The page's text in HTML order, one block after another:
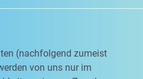
(nachfolgend zumeist
von uns nur im